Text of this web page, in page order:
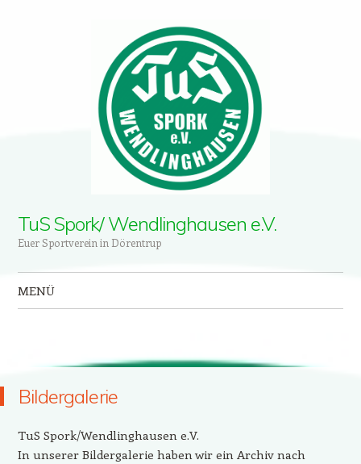
TuS Spork/ Wendlinghausen e.V.
Euer Sportverein in Dörentrup
MENÜ
Bildergalerie
TuS Spork/Wendlinghausen e.V.
In unserer Bildergalerie haben wir ein Archiv nach